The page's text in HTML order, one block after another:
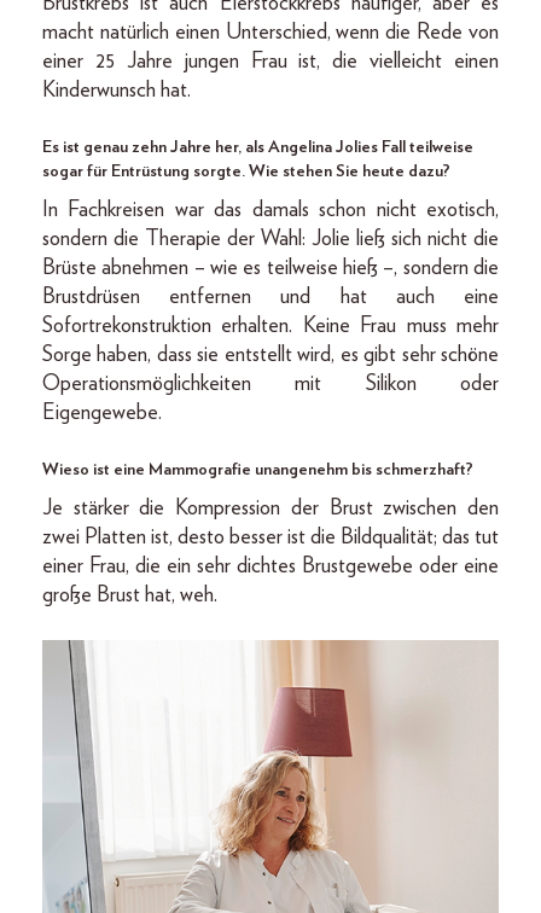
macht natürlich einen Unterschied, wenn die Rede von
einer 25 Jahre jungen Frau ist, die vielleicht einen
Kinderwunsch hat.
Es ist genau zehn Jahre her, als Angelina Jolies Fall teilweise
sogar für Entrüstung sorgte. Wie stehen Sie heute dazu?
In Fachkreisen war das damals schon nicht exotisch,
sondern die Therapie der Wahl: Jolie ließ sich nicht die
Brüste abnehmen – wie es teilweise hieß –, sondern die
Brustdrüsen entfernen und hat auch eine
Sofortrekonstruktion erhalten. Keine Frau muss mehr
Sorge haben, dass sie entstellt wird, es gibt sehr schöne
Operationsmöglichkeiten mit Silikon oder
Eigengewebe.
Wieso ist eine Mammografie unangenehm bis schmerzhaft?
Je stärker die Kompression der Brust zwischen den
zwei Platten ist, desto besser ist die Bildqualität; das tut
einer Frau, die ein sehr dichtes Brustgewebe oder eine
große Brust hat, weh.